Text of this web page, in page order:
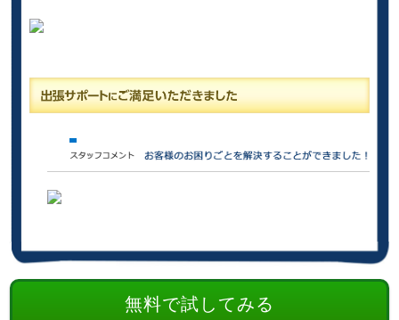
無料で試してみる